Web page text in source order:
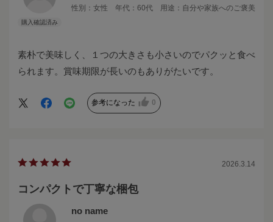
性別： 女性 年代： 60代 用途： 自分や家族へのご褒美
素朴で美味しく、１つの大きさも小さいのでパクッと食べ
られます。賞味期限が長いのもありがたいです。
参考になった 0
2026.3.14
コンパクトで丁寧な梱包
no name